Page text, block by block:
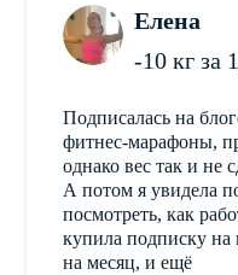
Елена
-10 кг за
Подписалась на
фитнес-марафоны,
однако вес так и не
А потом я увидела
посмотреть, как
купила подписку
на месяц, и ещё